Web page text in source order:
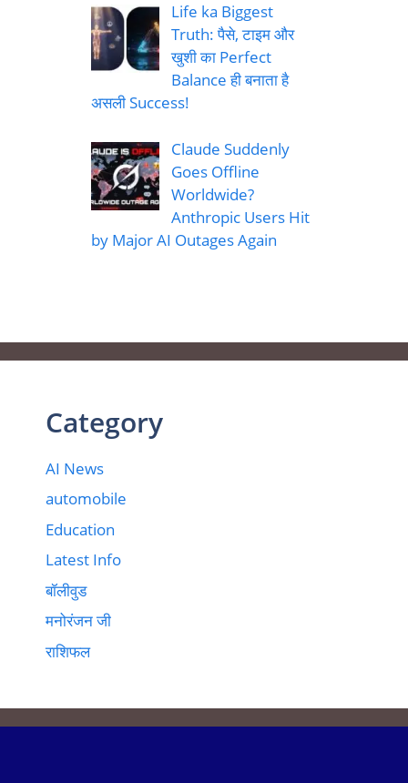
Life ka Biggest
Truth: पैसे, टाइम और
खुशी का Perfect
Balance ही बनाता है
असली Success!
Claude Suddenly
Goes Offline
Worldwide?
Anthropic Users Hit
by Major AI Outages Again
Category
AI News
automobile
Education
Latest Info
बॉलीवुड
मनोरंजन जी
राशिफल